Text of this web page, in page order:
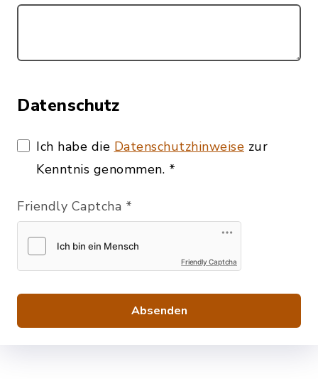
Datenschutz
Ich habe die Datenschutzhinweise zur
Kenntnis genommen. *
Friendly Captcha *
Friendly Captcha
Absenden